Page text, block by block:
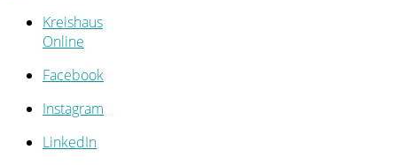
Kreishaus
Online
Facebook
Instagram
LinkedIn